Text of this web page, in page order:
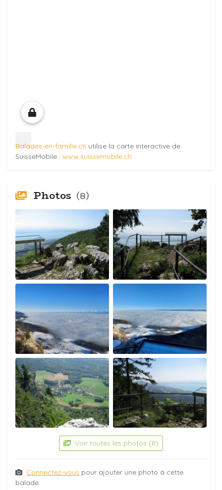
Balades-en-famille.ch utilise la carte interactive de
SuisseMobile : www.suissemobile.ch
Photos (8)
Voir toutes les photos (8)
Connectez-vous pour ajouter une photo à cette
balade.